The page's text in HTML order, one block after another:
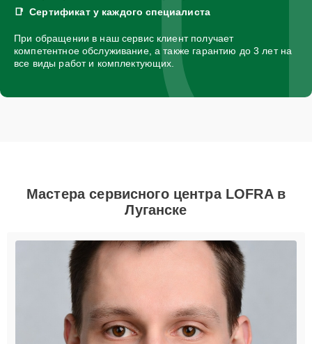
Сертификат у каждого специалиста
При обращении в наш сервис клиент получает
компетентное обслуживание, а также гарантию до 3 лет на
все виды работ и комплектующих.
Мастера сервисного центра LOFRA в
Луганске